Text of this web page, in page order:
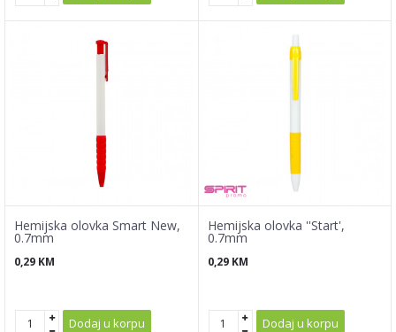
Hemijska olovka Smart New,
0.7mm
0,29 KM
Dodaj u korpu
Hemijska olovka ''Start',
0.7mm
0,29 KM
Dodaj u korpu